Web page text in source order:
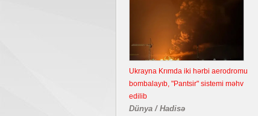
Ukrayna Krımda iki hərbi aerodromu
bombalayıb, "Pantsir" sistemi məhv
edilib
Dünya / Hadisə